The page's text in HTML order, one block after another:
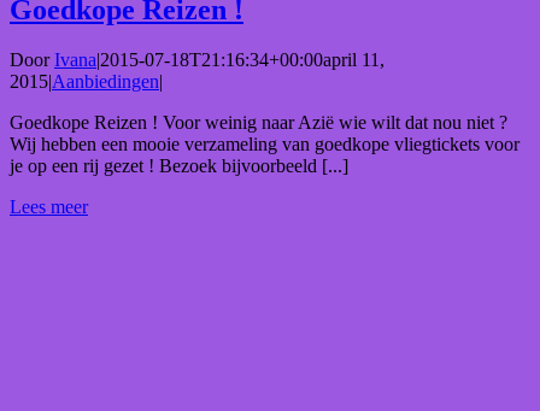
Goedkope Reizen !
DoorIvana|2015-07-18T21:16:34+00:00april 11,
2015|Aanbiedingen|
Goedkope Reizen ! Voor weinig naar Azië wie wilt dat nou niet ?
Wij hebben een mooie verzameling van goedkope vliegtickets voor
je op een rij gezet ! Bezoek bijvoorbeeld [...]
Lees meer